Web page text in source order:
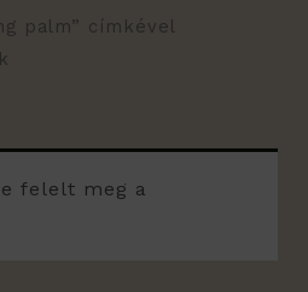
palm” címkével
felelt meg a